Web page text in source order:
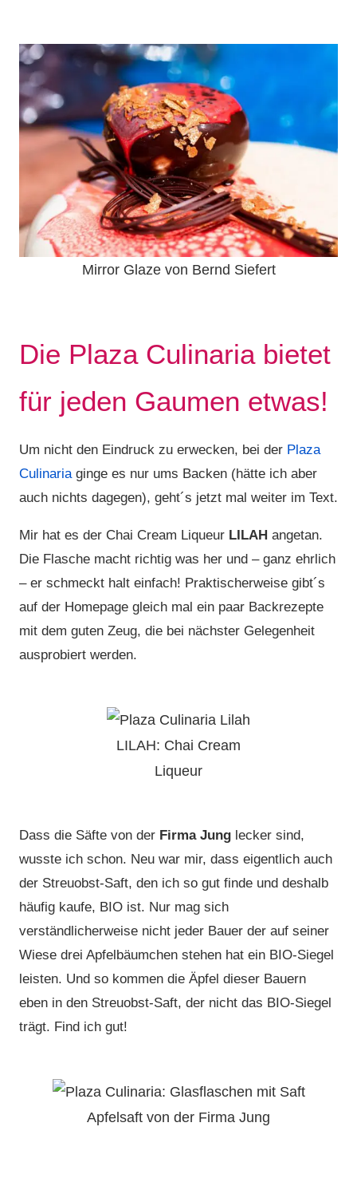
Mirror Glaze von Bernd Siefert
Die Plaza Culinaria bietet
für jeden Gaumen etwas!
Um nicht den Eindruck zu erwecken, bei der Plaza
Culinariaginge es nur ums Backen (hätte ich aber
auch nichts dagegen), geht´s jetzt mal weiter im Text.
Mir hat es der Chai Cream Liqueur LILAH angetan.
Die Flasche macht richtig was her und – ganz ehrlich
– er schmeckt halt einfach! Praktischerweise gibt´s
auf der Homepage gleich mal ein paar Backrezepte
mit dem guten Zeug, die bei nächster Gelegenheit
ausprobiert werden.
LILAH: Chai Cream
Liqueur
Dass die Säfte von der Firma Jung lecker sind,
wusste ich schon. Neu war mir, dass eigentlich auch
der Streuobst-Saft, den ich so gut finde und deshalb
häufig kaufe, BIO ist. Nur mag sich
verständlicherweise nicht jeder Bauer der auf seiner
Wiese drei Apfelbäumchen stehen hat ein BIO-Siegel
leisten. Und so kommen die Äpfel dieser Bauern
eben in den Streuobst-Saft, der nicht das BIO-Siegel
trägt. Find ich gut!
Apfelsaft von der Firma Jung